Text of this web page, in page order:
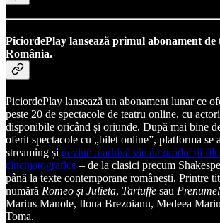
PiciordePlay lansează primul abonament
România.
PiciordePlay lansează un abonament lunar ce
peste 20 de spectacole de teatru online, cu
disponibile oricând și oriunde. După mai bine
oferit spectacole cu „bilet online”, platforma se
streaming și devine o arhivă vie de producții
cinematografice – de la clasici precum
până la texte contemporane românești. Printre
numără Romeo și Julieta, Tartuffe sau
Marius Manole, Ilona Brezoianu, Medeea
Toma.